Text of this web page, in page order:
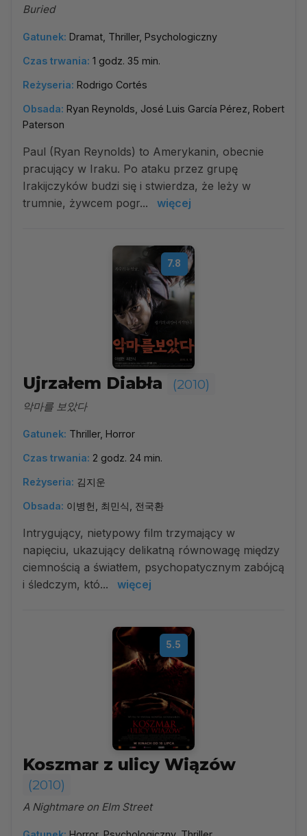
Buried
Gatunek: Dramat, Thriller, Psychologiczny
Czas trwania: 1 godz. 35 min.
Reżyseria: Rodrigo Cortés
Obsada: Ryan Reynolds, José Luis García Pérez, Robert
Paterson
Paul (Ryan Reynolds) to Amerykanin, obecnie
pracujący w Iraku. Po ataku przez grupę
Irakijczyków budzi się i stwierdza, że leży w
trumnie, żywcem pogr...
więcej
7.8
Ujrzałem Diabła (2010)
악마를 보았다
Gatunek: Thriller, Horror
Czas trwania: 2 godz. 24 min.
Reżyseria: 김지운
Obsada: 이병헌, 최민식, 전국환
Intrygujący, nietypowy film trzymający w
napięciu, ukazujący delikatną równowagę między
ciemnością a światłem, psychopatycznym zabójcą
i śledczym, któ...
więcej
5.5
Koszmar z ulicy Wiązów
(2010)
A Nightmare on Elm Street